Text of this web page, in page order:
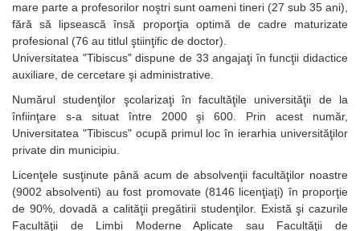
mare parte a profesorilor noştri sunt oameni tineri (27 sub 35 ani),
fără să lipsească însă proporţia optimă de cadre maturizate
profesional (76 au titlul ştiinţific de doctor).
Universitatea "Tibiscus" dispune de 33 angajaţi în funcţii didactice
auxiliare, de cercetare şi administrative.
Numărul studenţilor şcolarizaţi în facultăţile universităţii de la
înfiinţare s-a situat între 2000 şi 600. Prin acest număr,
Universitatea "Tibiscus" ocupă primul loc în ierarhia universităţilor
private din municipiu.
Licenţele susţinute până acum de absolvenţii facultăţilor noastre
(9002 absolventi) au fost promovate (8146 licenţiaţi) în proporţie
de 90%, dovadă a calităţii pregătirii studenţilor. Există şi cazurile
Facultăţii de Limbi Moderne Aplicate sau Facultăţii de